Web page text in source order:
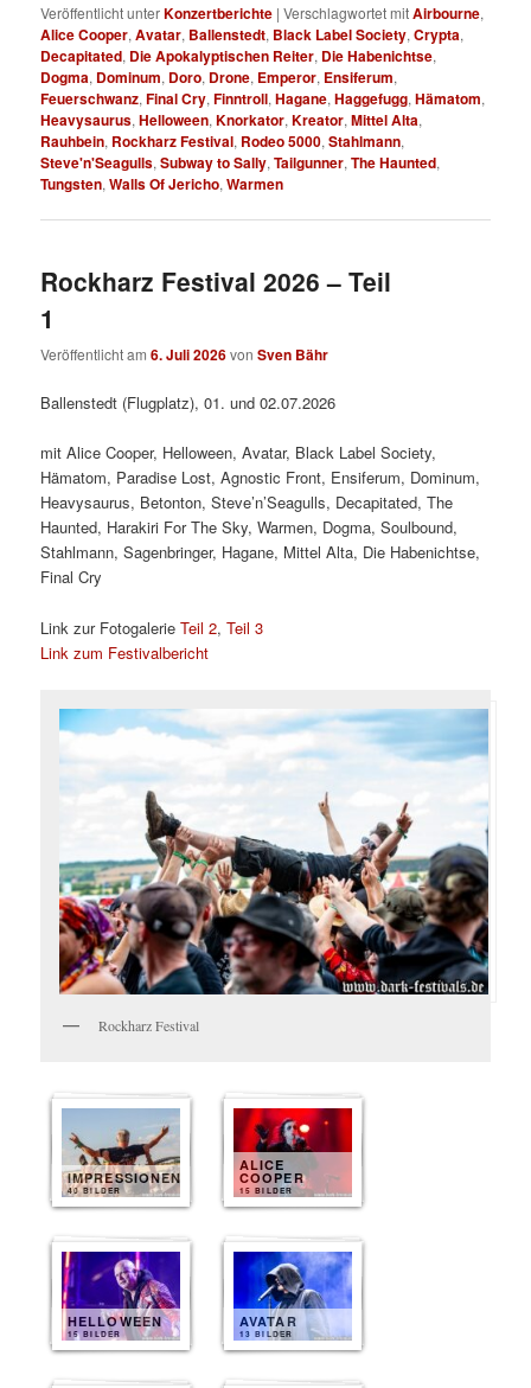
Veröffentlicht unterKonzertberichte |Verschlagwortet mitAirbourne,
Alice Cooper,Avatar, Ballenstedt, Black Label Society,Crypta,
Decapitated, Die Apokalyptischen Reiter, Die Habenichtse,
Dogma, Dominum, Doro, Drone, Emperor, Ensiferum,
Feuerschwanz,Final Cry,Finntroll,Hagane,Haggefugg,Hämatom,
Heavysaurus,Helloween,Knorkator,Kreator,Mittel Alta,
Rauhbein, Rockharz Festival, Rodeo 5000,Stahlmann,
Steve'n'Seagulls,Subway to Sally,Tailgunner,The Haunted,
Tungsten,Walls Of Jericho,Warmen
Rockharz Festival 2026 – Teil
1
Veröffentlicht am6. Juli 2026vonSven Bähr
Ballenstedt (Flugplatz), 01. und 02.07.2026
mit Alice Cooper, Helloween, Avatar, Black Label Society,
Hämatom, Paradise Lost, Agnostic Front, Ensiferum, Dominum,
Heavysaurus, Betonton, Steve’n’Seagulls, Decapitated, The
Haunted, Harakiri For The Sky, Warmen, Dogma, Soulbound,
Stahlmann, Sagenbringer, Hagane, Mittel Alta, Die Habenichtse,
Final Cry
Link zur FotogalerieTeil 2,Teil 3
Link zum Festivalbericht
Rockharz Festival
IMPRESSIONEN
40 BILDER
ALICE
COOPER
15 BILDER
HELLOWEEN
15 BILDER
AVATAR
13 BILDER